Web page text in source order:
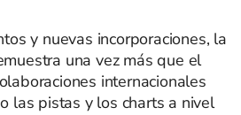
y nuevas incorporaciones, la
una vez más que el
internacionales
las pistas y los charts a nivel